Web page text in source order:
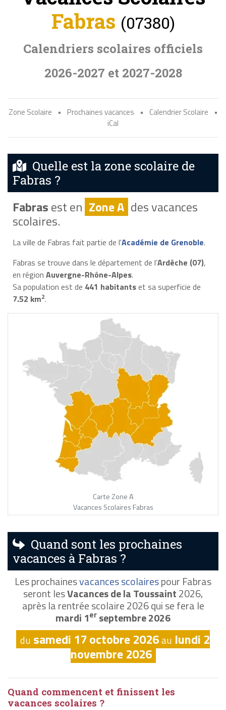
Fabras (07380)
Calendriers scolaires officiels
2026-2027 et 2027-2028
Zone Scolaire • Prochaines vacances • Calendrier Scolaire
•
iCal
Quelle est la zone scolaire de
Fabras ?
Fabrasest en Zone A des vacances
scolaires.
La ville de Fabras fait partie de l'Académie de Grenoble.
Fabras se trouve dans le département de l’Ardèche (07),
en région Auvergne-Rhône-Alpes.
Sa population est de 441 habitantset sa superficie de
7.52 km2.
Carte Zone A
Vacances Scolaires Fabras
Quand sont les prochaines
vacances à Fabras ?
Les prochainesvacances scolairespour Fabras
seront lesVacances de la Toussaint2026,
après la rentrée scolaire 2026 qui se fera le
mardi 1er septembre 2026
du samedi 17 octobre 2026au lundi 2
novembre 2026
Quand commencent et finissent les
vacances scolaires ?